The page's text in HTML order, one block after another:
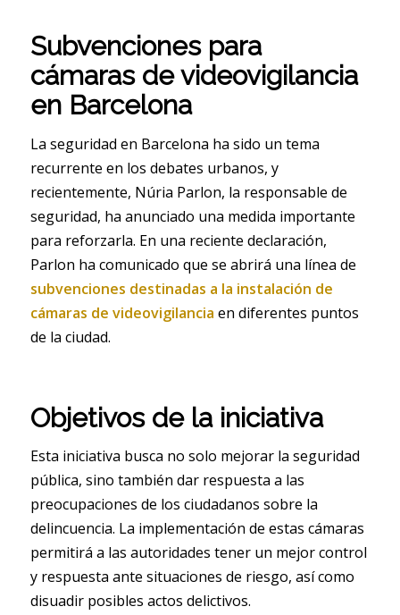
Subvenciones para
cámaras de videovigilancia
en Barcelona
La seguridad en Barcelona ha sido un tema
recurrente en los debates urbanos, y
recientemente, Núria Parlon, la responsable de
seguridad, ha anunciado una medida importante
para reforzarla. En una reciente declaración,
Parlon ha comunicado que se abrirá una línea de
subvenciones destinadas a la instalación de
cámaras de videovigilancia en diferentes puntos
de la ciudad.
Objetivos de la iniciativa
Esta iniciativa busca no solo mejorar la seguridad
pública, sino también dar respuesta a las
preocupaciones de los ciudadanos sobre la
delincuencia. La implementación de estas cámaras
permitirá a las autoridades tener un mejor control
y respuesta ante situaciones de riesgo, así como
disuadir posibles actos delictivos.